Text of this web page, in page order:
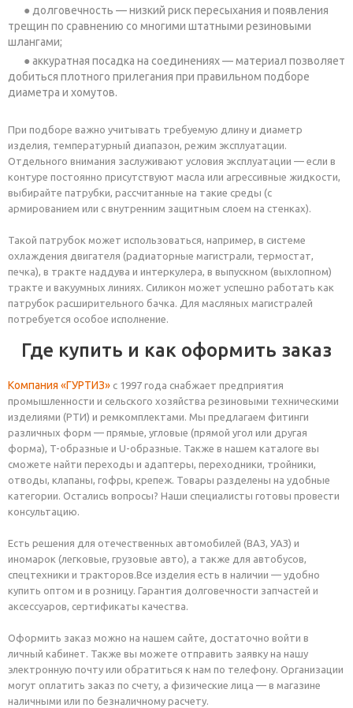
долговечность — низкий риск пересыхания и появления
трещин по сравнению со многими штатными резиновыми
шлангами;
аккуратная посадка на соединениях — материал позволяет
добиться плотного прилегания при правильном подборе
диаметра и хомутов.
При подборе важно учитывать требуемую длину и диаметр
изделия, температурный диапазон, режим эксплуатации.
Отдельного внимания заслуживают условия эксплуатации — если в
контуре постоянно присутствуют масла или агрессивные жидкости,
выбирайте патрубки, рассчитанные на такие среды (с
армированием или с внутренним защитным слоем на стенках).
Такой патрубок может использоваться, например, в системе
охлаждения двигателя (радиаторные магистрали, термостат,
печка), в тракте наддува и интеркулера, в выпускном (выхлопном)
тракте и вакуумных линиях. Силикон может успешно работать как
патрубок расширительного бачка. Для масляных магистралей
потребуется особое исполнение.
Где купить и как оформить заказ
Компания «ГУРТИЗ» с 1997 года снабжает предприятия
промышленности и сельского хозяйства резиновыми техническими
изделиями (РТИ) и ремкомплектами. Мы предлагаем фитинги
различных форм — прямые, угловые (прямой угол или другая
форма), T-образные и U-образные. Также в нашем каталоге вы
сможете найти переходы и адаптеры, переходники, тройники,
отводы, клапаны, гофры, крепеж. Товары разделены на удобные
категории. Остались вопросы? Наши специалисты готовы провести
консультацию.
Есть решения для отечественных автомобилей (ВАЗ, УАЗ) и
иномарок (легковые, грузовые авто), а также для автобусов,
спецтехники и тракторов.Все изделия есть в наличии — удобно
купить оптом и в розницу. Гарантия долговечности запчастей и
аксессуаров, сертификаты качества.
Оформить заказ можно на нашем сайте, достаточно войти в
личный кабинет. Также вы можете отправить заявку на нашу
электронную почту или обратиться к нам по телефону. Организации
могут оплатить заказ по счету, а физические лица — в магазине
наличными или по безналичному расчету.